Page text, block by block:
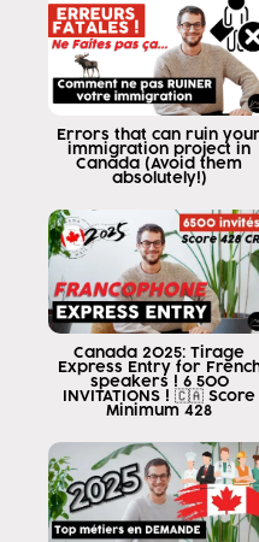
Errors that can ruin
immigration project in
Canada (Avoid them
absolutely!)
Canada 2025: Tirage
Express Entry for
speakers ! 6 500
INVITATIONS ! 🇨🇦 Score
Minimum 428